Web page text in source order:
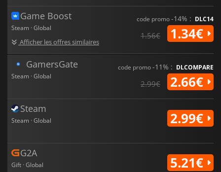
Game Boost
Steam · Global
Afficher les offres similaires
code promo-14% : DLC14
1.56€ 1.34€
GamersGate
Steam · Global
code promo-11% : DLCOMPARE
2.99€ 2.66€
Steam
Steam · Global 2.99€
G2A
Gift · Global 5.21€